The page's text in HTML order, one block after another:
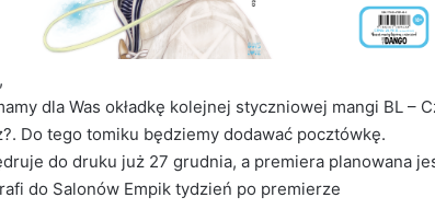
dla Was okładkę kolejnej styczniowej mangi BL –
Do tego tomiku będziemy dodawać pocztówkę.
do druku już 27 grudnia, a premiera planowana
do Salonów Empik tydzień po premierze